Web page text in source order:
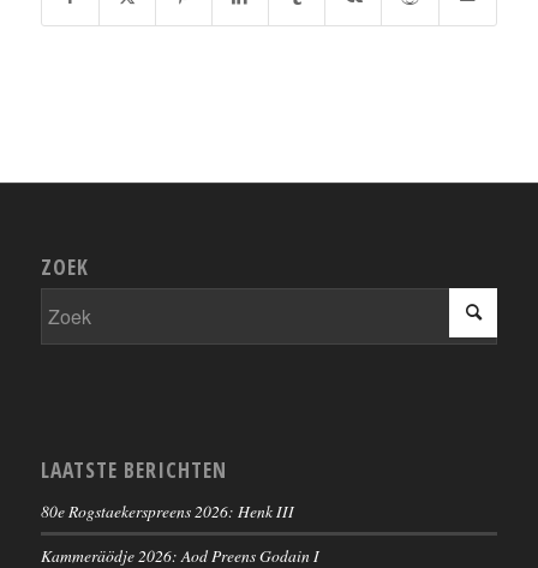
ZOEK
LAATSTE BERICHTEN
80e Rogstaekerspreens 2026: Henk III
Kammeräödje 2026: Aod Preens Godain I